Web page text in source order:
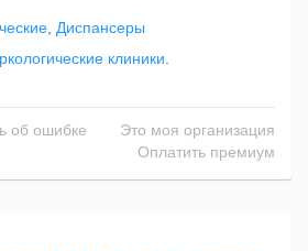
Диспансеры
клиники
об ошибке
Это моя организация
Оплатить премиум